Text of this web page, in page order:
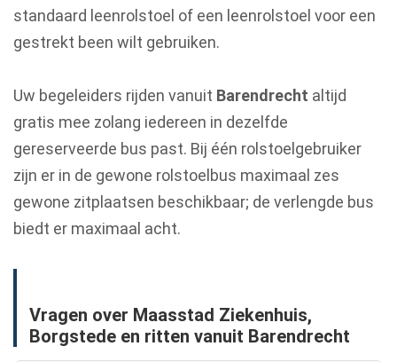
standaard leenrolstoel of een leenrolstoel voor een
gestrekt been wilt gebruiken.
Uw begeleiders rijden vanuit Barendrecht altijd
gratis mee zolang iedereen in dezelfde
gereserveerde bus past. Bij één rolstoelgebruiker
zijn er in de gewone rolstoelbus maximaal zes
gewone zitplaatsen beschikbaar; de verlengde bus
biedt er maximaal acht.
Vragen over Maasstad Ziekenhuis,
Borgstede en ritten vanuit Barendrecht